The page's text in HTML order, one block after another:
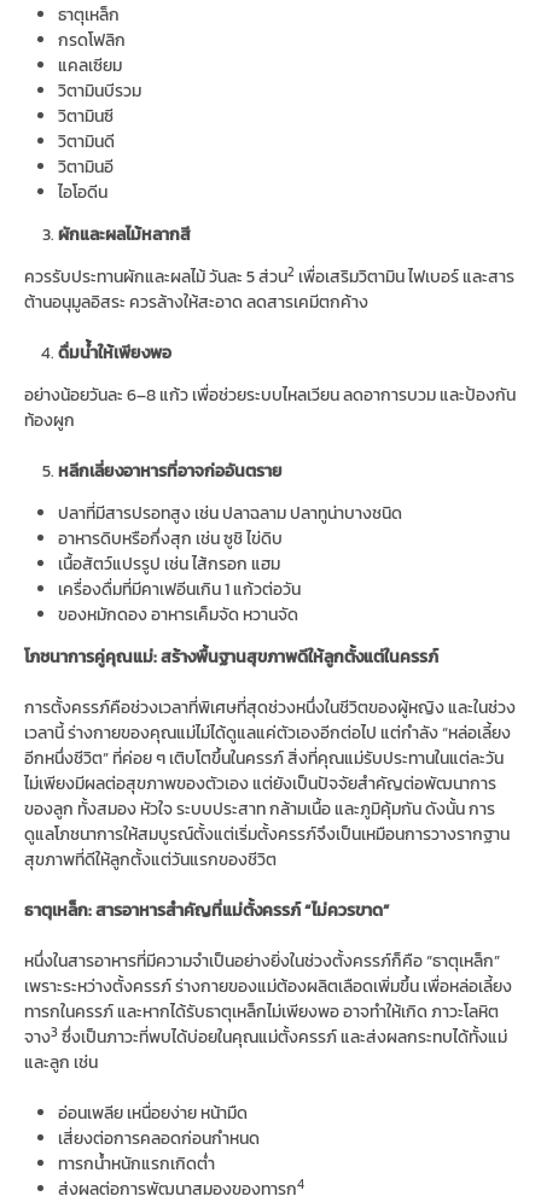
ธาตุเหล็ก
กรดโฟลิก
แคลเซียม
วิตามินบีรวม
วิตามินซี
วิตามินดี
วิตามินอี
ไอโอดีน
ผักและผลไม้หลากสี
ควรรับประทานผักและผลไม้ วันละ 5 ส่วน2 เพื่อเสริมวิตามิน ไฟเบอร์ และสาร
ต้านอนุมูลอิสระ ควรล้างให้สะอาด ลดสารเคมีตกค้าง
ดื่มน้ำให้เพียงพอ
อย่างน้อยวันละ 6–8 แก้ว เพื่อช่วยระบบไหลเวียน ลดอาการบวม และป้องกัน
ท้องผูก
หลีกเลี่ยงอาหารที่อาจก่ออันตราย
ปลาที่มีสารปรอทสูง เช่น ปลาฉลาม ปลาทูน่าบางชนิด
อาหารดิบหรือกึ่งสุก เช่น ซูชิ ไข่ดิบ
เนื้อสัตว์แปรรูป เช่น ไส้กรอก แฮม
เครื่องดื่มที่มีคาเฟอีนเกิน 1 แก้วต่อวัน
ของหมักดอง อาหารเค็มจัด หวานจัด
โภชนาการคู่คุณแม่: สร้างพื้นฐานสุขภาพดีให้ลูกตั้งแต่ในครรภ์
การตั้งครรภ์คือช่วงเวลาที่พิเศษที่สุดช่วงหนึ่งในชีวิตของผู้หญิง และในช่วง
เวลานี้ ร่างกายของคุณแม่ไม่ได้ดูแลแค่ตัวเองอีกต่อไป แต่กำลัง “หล่อเลี้ยง
อีกหนึ่งชีวิต” ที่ค่อย ๆ เติบโตขึ้นในครรภ์ สิ่งที่คุณแม่รับประทานในแต่ละวัน
ไม่เพียงมีผลต่อสุขภาพของตัวเอง แต่ยังเป็นปัจจัยสำคัญต่อพัฒนาการ
ของลูก ทั้งสมอง หัวใจ ระบบประสาท กล้ามเนื้อ และภูมิคุ้มกัน ดังนั้น การ
ดูแลโภชนาการให้สมบูรณ์ตั้งแต่เริ่มตั้งครรภ์จึงเป็นเหมือนการวางรากฐาน
สุขภาพที่ดีให้ลูกตั้งแต่วันแรกของชีวิต
ธาตุเหล็ก: สารอาหารสำคัญที่แม่ตั้งครรภ์ “ไม่ควรขาด”
หนึ่งในสารอาหารที่มีความจำเป็นอย่างยิ่งในช่วงตั้งครรภ์ก็คือ “ธาตุเหล็ก”
เพราะระหว่างตั้งครรภ์ ร่างกายของแม่ต้องผลิตเลือดเพิ่มขึ้น เพื่อหล่อเลี้ยง
ทารกในครรภ์ และหากได้รับธาตุเหล็กไม่เพียงพอ อาจทำให้เกิด ภาวะโลหิต
จาง3 ซึ่งเป็นภาวะที่พบได้บ่อยในคุณแม่ตั้งครรภ์ และส่งผลกระทบได้ทั้งแม่
และลูก เช่น
อ่อนเพลีย เหนื่อยง่าย หน้ามืด
เสี่ยงต่อการคลอดก่อนกำหนด
ทารกน้ำหนักแรกเกิดต่ำ
ส่งผลต่อการพัฒนาสมองของทารก4